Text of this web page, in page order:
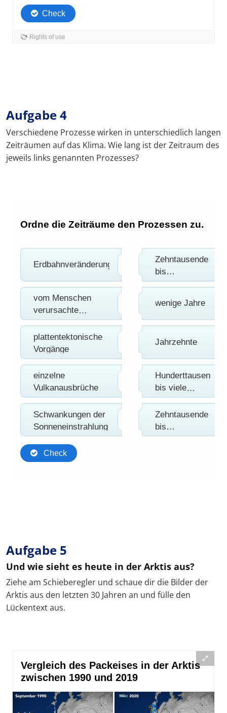
Aufgabe 4
Verschiedene Prozesse wirken in unterschiedlich langen
Zeiträumen auf das Klima. Wie lang ist der Zeitraum des
jeweils links genannten Prozesses?
Aufgabe 5
Und wie sieht es heute in der Arktis aus?
Ziehe am Schieberegler und schaue dir die Bilder der
Arktis aus den letzten 30 Jahren an und fülle den
Lückentext aus.